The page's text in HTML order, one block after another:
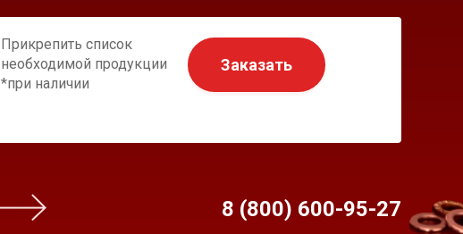
Прикрепить список
необходимой продукции
*при наличии
Заказать
8 (800) 600-95-27